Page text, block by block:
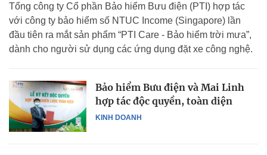
Tổng công ty Cổ phần Bảo hiểm Bưu điện (PTI) hợp tác
với công ty bảo hiểm số NTUC Income (Singapore) lần
đầu tiên ra mắt sản phẩm “PTI Care - Bảo hiểm trời mưa”,
dành cho người sử dụng các ứng dụng đặt xe công nghệ.
KINH DOANH
Bảo hiểm Bưu điện và Mai Linh
hợp tác độc quyền, toàn diện